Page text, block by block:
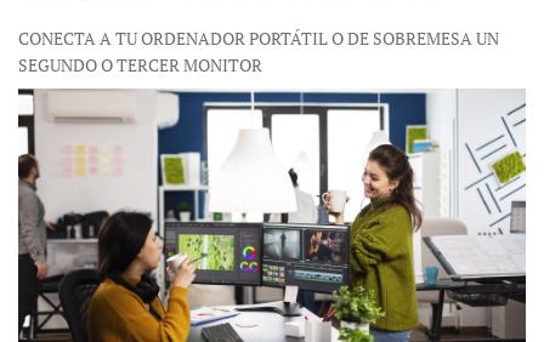
CONECTA A TU ORDENADOR PORTÁTIL O DE SOBREMESA UN
SEGUNDO O TERCER MONITOR